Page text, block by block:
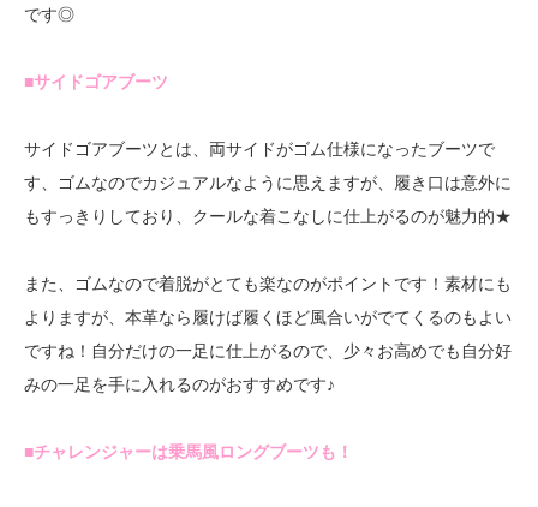
です◎
■サイドゴアブーツ
サイドゴアブーツとは、両サイドがゴム仕様になったブーツで
す、ゴムなのでカジュアルなように思えますが、履き口は意外に
もすっきりしており、クールな着こなしに仕上がるのが魅力的★
また、ゴムなので着脱がとても楽なのがポイントです！素材にも
よりますが、本革なら履けば履くほど風合いがでてくるのもよい
ですね！自分だけの一足に仕上がるので、少々お高めでも自分好
みの一足を手に入れるのがおすすめです♪
■チャレンジャーは乗馬風ロングブーツも！